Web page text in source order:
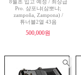
8월초 입고 예정 / 최상급
Pro. 샴포냐(삼뽀냐;
zampoña, Zampona) /
튜너블2열 43음
500,000원